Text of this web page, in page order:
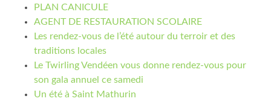
PLAN CANICULE
AGENT DE RESTAURATION SCOLAIRE
Les rendez-vous de l’été autour du terroir et des
traditions locales
Le Twirling Vendéen vous donne rendez-vous pour
son gala annuel ce samedi
Un été à Saint Mathurin